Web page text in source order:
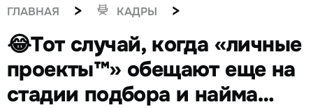
ГЛАВНАЯ > КАДРЫ >
😂Тот случай, когда «личные
проекты™» обещают еще на
стадии подбора и найма…